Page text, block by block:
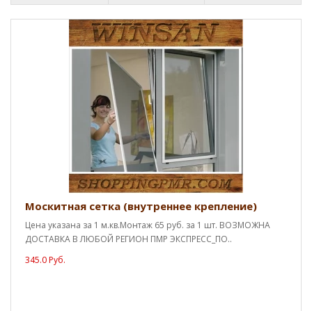
Москитная сетка (внутреннее крепление)
Цена указана за 1 м.кв.Монтаж 65 руб. за 1 шт. ВОЗМОЖНА
ДОСТАВКА В ЛЮБОЙ РЕГИОН ПМР ЭКСПРЕСС_ПО..
345.0 Руб.